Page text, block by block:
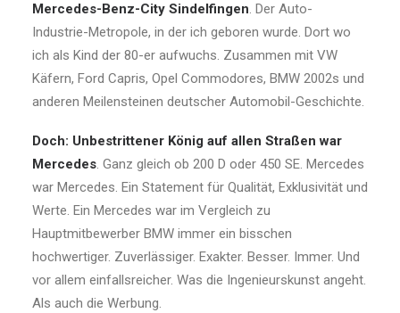
Mercedes-Benz-City Sindelfingen. Der Auto-
Industrie-Metropole, in der ich geboren wurde. Dort wo
ich als Kind der 80-er aufwuchs. Zusammen mit VW
Käfern, Ford Capris, Opel Commodores, BMW 2002s und
anderen Meilensteinen deutscher Automobil-Geschichte.
Doch: Unbestrittener König auf allen Straßen war
Mercedes. Ganz gleich ob 200 D oder 450 SE. Mercedes
war Mercedes. Ein Statement für Qualität, Exklusivität und
Werte. Ein Mercedes war im Vergleich zu
Hauptmitbewerber BMW immer ein bisschen
hochwertiger. Zuverlässiger. Exakter. Besser. Immer. Und
vor allem einfallsreicher. Was die Ingenieurskunst angeht.
Als auch die Werbung.